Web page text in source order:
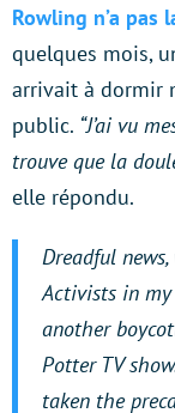
Rowling n’a pas
quelques mois,
arrivait à dormir
public. “J’ai vu
trouve que la
elle répondu.
Dreadful
Activists in
another
Potter TV
taken the